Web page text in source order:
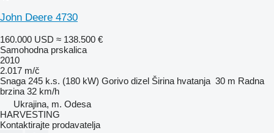
John Deere 4730
160.000 USD ≈ 138.500 €
Samohodna prskalica
2010
2.017 m/č
Snaga 245 k.s. (180 kW) Gorivo dizel Širina hvatanja 30 m Radna
brzina 32 km/h
Ukrajina, m. Odesa
HARVESTING
Kontaktirajte prodavatelja